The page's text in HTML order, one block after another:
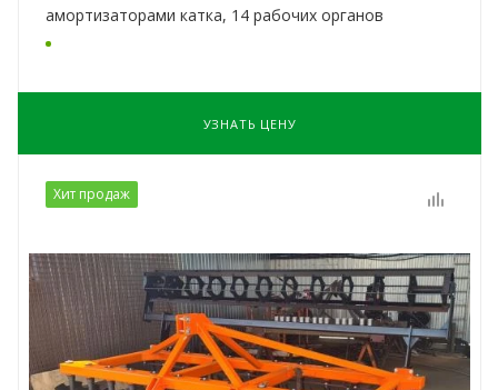
амортизаторами катка, 14 рабочих органов
УЗНАТЬ ЦЕНУ
Хит продаж